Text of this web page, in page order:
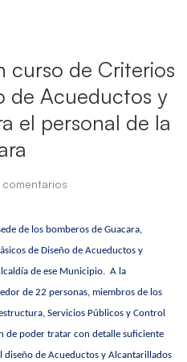
curso de Criterios
de Acueductos y
el personal de la
de los bomberos de Guacara,
de Diseño de Acueductos y
de ese Municipio. A la
de 22 personas, miembros de los
Servicios Públicos y Control
de poder tratar con detalle suficiente
diseño de Acueductos y Alcantarillados